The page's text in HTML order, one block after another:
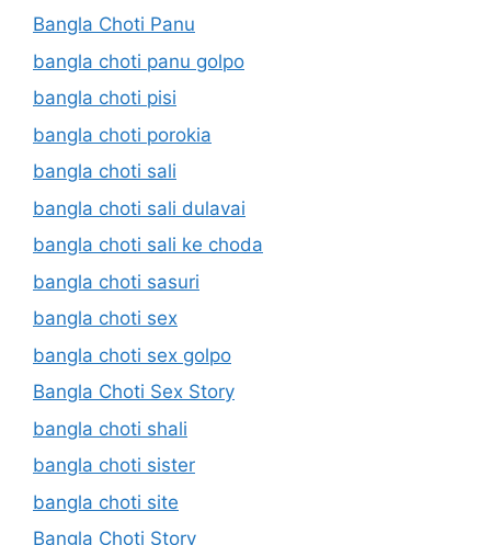
Bangla Choti Panu
bangla choti panu golpo
bangla choti pisi
bangla choti porokia
bangla choti sali
bangla choti sali dulavai
bangla choti sali ke choda
bangla choti sasuri
bangla choti sex
bangla choti sex golpo
Bangla Choti Sex Story
bangla choti shali
bangla choti sister
bangla choti site
Bangla Choti Story